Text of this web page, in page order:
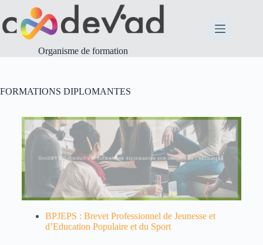
Organisme de formation
FORMATIONS DIPLOMANTES
BPJEPS : Brevet Professionnel de Jeunesse et
d’Education Populaire et du Sport